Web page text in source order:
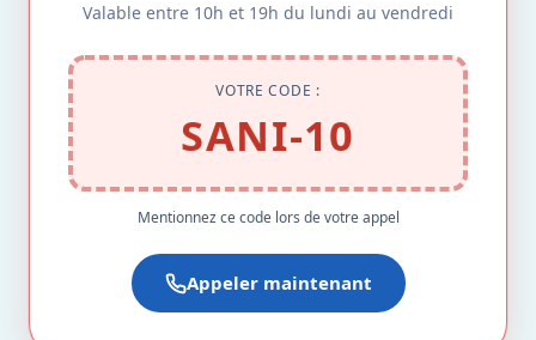
Valable entre 10h et 19h du lundi au vendredi
VOTRE CODE :
SANI-10
Mentionnez ce code lors de votre appel
Appeler maintenant